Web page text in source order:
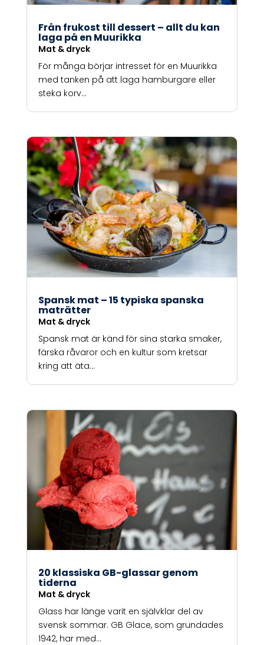
Från frukost till dessert – allt du kan
laga på en Muurikka
Mat & dryck
För många börjar intresset för en Muurikka
med tanken på att laga hamburgare eller
steka korv...
Spansk mat – 15 typiska spanska
maträtter
Mat & dryck
Spansk mat är känd för sina starka smaker,
färska råvaror och en kultur som kretsar
kring att äta...
20 klassiska GB-glassar genom
tiderna
Mat & dryck
Glass har länge varit en självklar del av
svensk sommar. GB Glace, som grundades
1942, har med...